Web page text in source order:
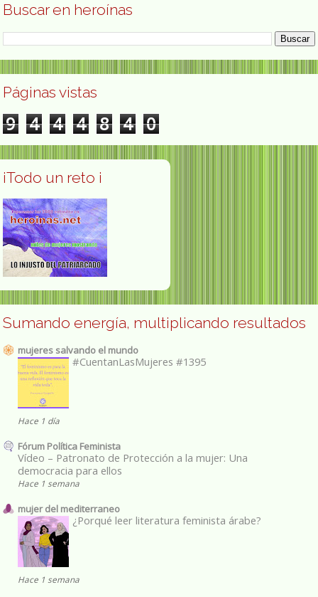
Buscar en heroínas
Páginas vistas
9 4 4 4 8 4 0
¡Todo un reto ¡
Sumando energía, multiplicando resultados
mujeres salvando el mundo
#CuentanLasMujeres #1395
Hace 1 día
Fórum Política Feminista
Vídeo – Patronato de Protección a la mujer: Una
democracia para ellos
Hace 1 semana
mujer del mediterraneo
¿Porqué leer literatura feminista árabe?
Hace 1 semana